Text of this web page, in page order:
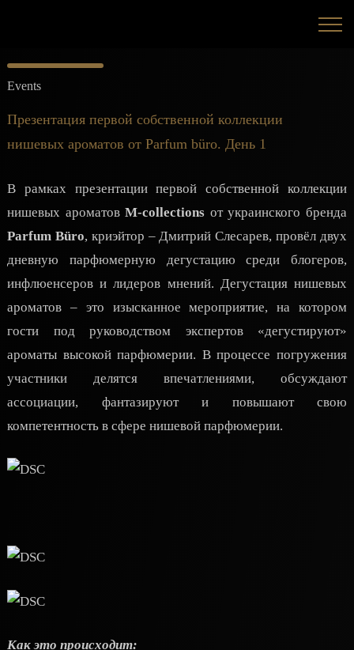
Events
Презентация первой собственной коллекции
нишевых ароматов от Parfum büro. День 1
В рамках презентации первой собственной коллекции
нишевых ароматовM-collections от украинского бренда
Parfum Büro, криэйтор – Дмитрий Слесарев, провёл двух
дневную парфюмерную дегустацию среди блогеров,
инфлюенсеров и лидеров мнений. Дегустация нишевых
ароматов – это изысканное мероприятие, на котором
гости под руководством экспертов «дегустируют»
ароматы высокой парфюмерии. В процессе погружения
участники делятся впечатлениями, обсуждают
ассоциации, фантазируют и повышают свою
компетентность в сфере нишевой парфюмерии.
Как это происходит: